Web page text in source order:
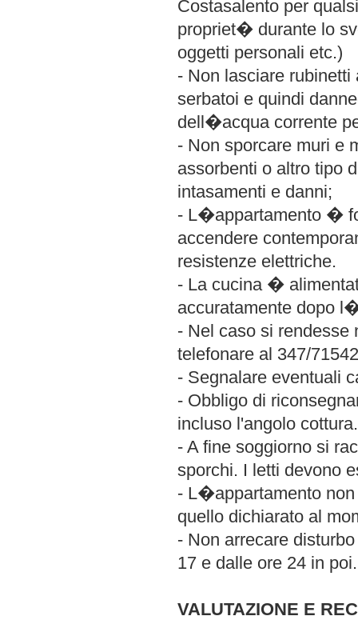
Costasalento per
propriet� durante lo
oggetti personali etc.)
- Non lasciare
serbatoi e quindi
dell�acqua corrente
- Non sporcare muri e
assorbenti o altro tipo
intasamenti e danni;
- L�appartamento �
accendere
resistenze elettriche.
- La cucina �
accuratamente dopo
- Nel caso si rendesse
telefonare al 347/
- Segnalare eventuali
- Obbligo di
incluso l'angolo cottura.
- A fine soggiorno si
sporchi. I letti devono
- L�appartamento
quello dichiarato al
- Non arrecare
17 e dalle ore 24 in poi.
VALUTAZIONE E